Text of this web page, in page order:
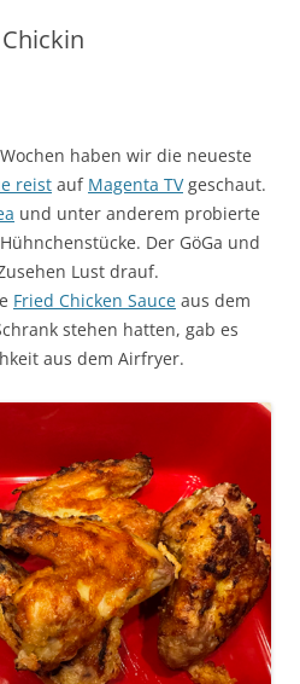
haben wir die neueste
reist auf Magenta TVgeschaut.
und unter anderem probierte
Der GöGa und
Lust drauf.
Fried Chicken Sauce aus dem
stehen hatten, gab es
aus dem Airfryer.